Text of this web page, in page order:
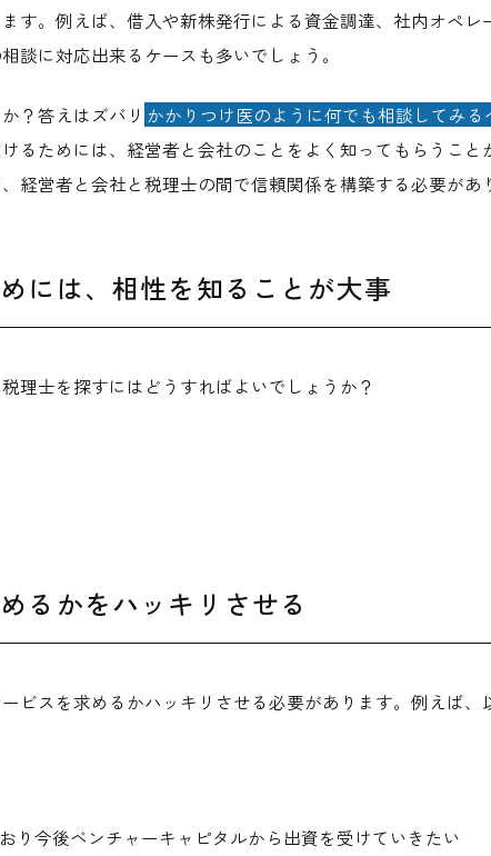
す。例えば、借入や新株発行による資金調達、社内オペレ
談に対応出来るケースも多いでしょう。
？答えはズバリ かかりつけ医のように何でも相談してみる
るためには、経営者と会社のことをよく知ってもらうこと
経営者と会社と税理士の間で信頼関係を構築する必要があ
には、相性を知ることが大事
理士を探すにはどうすればよいでしょうか？
るかをハッキリさせる
ビスを求めるかハッキリさせる必要があります。例えば、
り今後ベンチャーキャピタルから出資を受けていきたい